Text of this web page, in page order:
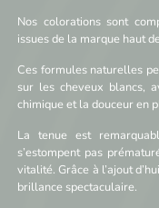
Nos colorations sont
issues de la marque haut
Ces formules naturelles
sur les cheveux blancs,
chimique et la douceur en
La tenue est
s’estompent pas
vitalité. Grâce à l’ajout
brillance spectaculaire.